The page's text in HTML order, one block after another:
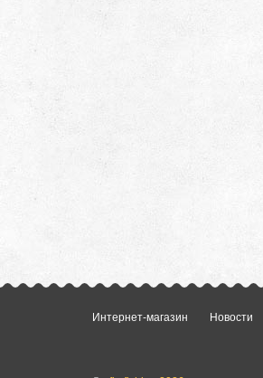
Интернет-магазин Новости